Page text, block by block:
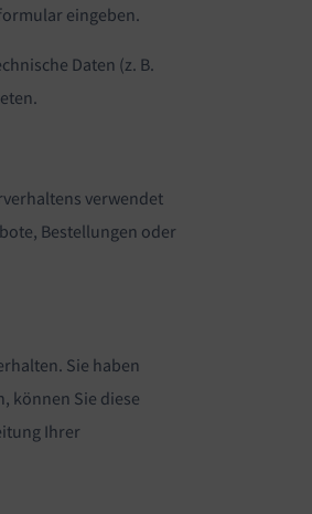
eingeben.
Daten (z. B.
verwendet
Bestellungen oder
Sie haben
können Sie diese
Ihrer